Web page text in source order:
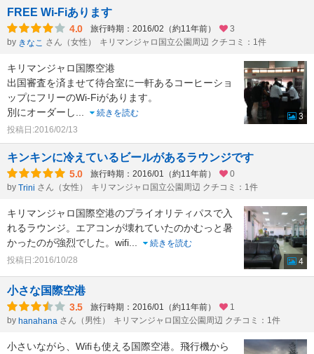
FREE Wi-Fiあります
4.0 旅行時期：2016/02（約11年前）
3
by きなこ さん（女性） キリマンジャロ国立公園周辺 クチコミ：1件
キリマンジャロ国際空港
出国審査を済ませて待合室に一軒あるコーヒーショ
ップにフリーのWi-Fiがあります。
別にオーダーし
続きを読む
投稿日:2016/02/13
3
キンキンに冷えているビールがあるラウンジです
5.0 旅行時期：2016/01（約11年前）
0
by Trini さん（女性） キリマンジャロ国立公園周辺 クチコミ：1件
キリマンジャロ国際空港のプライオリティパスで入
れるラウンジ。エアコンが壊れていたのかむっと暑
かったのが強烈でした。wifi
続きを読む
投稿日:2016/10/28
4
小さな国際空港
3.5 旅行時期：2016/01（約11年前）
1
by hanahana さん（男性） キリマンジャロ国立公園周辺 クチコミ：1件
小さいながら、Wifiも使える国際空港。飛行機から